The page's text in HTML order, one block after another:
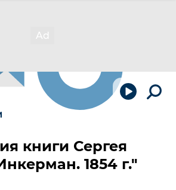
книги Сергея
1854 г."